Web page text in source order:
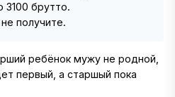
3100 брутто.
получите.
ребёнок мужу не родной,
первый, а старшый пока